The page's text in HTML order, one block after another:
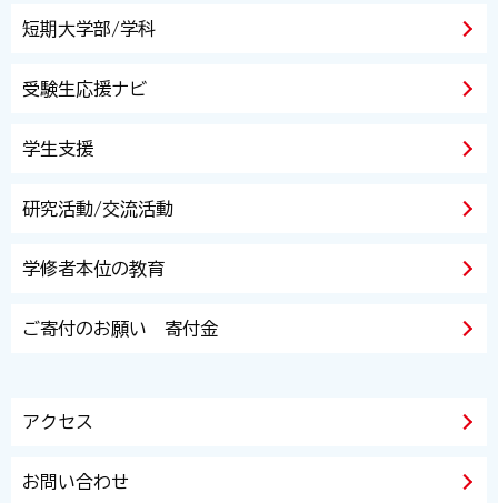
短期大学部/学科
受験生応援ナビ
学生支援
研究活動/交流活動
学修者本位の教育
ご寄付のお願い 寄付金
アクセス
お問い合わせ